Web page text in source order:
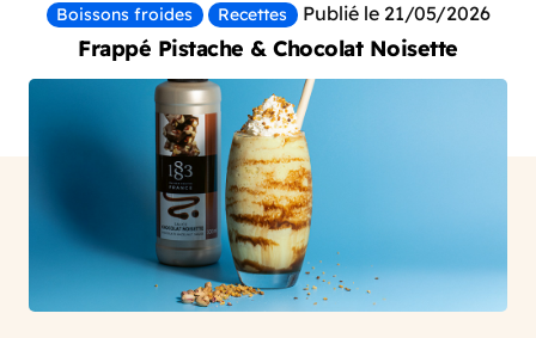
Boissons froides Recettes Publié le 21/05/2026
Frappé Pistache & Chocolat Noisette